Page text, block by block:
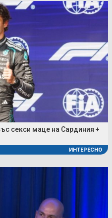
секси маце на Сардиния +
ИНТЕРЕСНО